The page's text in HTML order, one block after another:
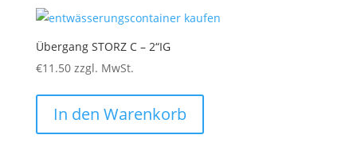
Übergang STORZ C – 2“IG
€11.50 zzgl. MwSt.
In den Warenkorb